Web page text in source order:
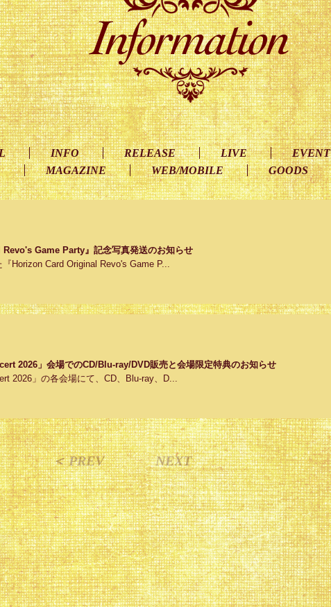
INFO RELEASE LIVE EVENT
MAGAZINE WEB/MOBILE GOODS
Game Party』記念写真発送のお知らせ
Horizon Card Original Revo's Game P...
2026」会場でのCD/Blu-ray/DVD販売と会場限定特典のお知らせ
2026」の各会場にて、CD、Blu-ray、D...
＜ PREV NEXT